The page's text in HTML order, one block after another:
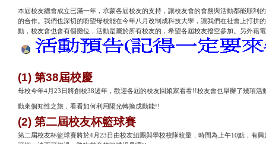
本屆校友總會成立已滿一年，承蒙各屆校友的支持，讓校友會的會務與活動都能順
的合作。我們也深切的盼望母校能在今年八月改制成科技大學，讓我們在社會上打拼
動，校友會也會有個攤位，活動是屬於所有校友的，希望各屆校友撥空參加。另外
(1) 第38屆校慶
母校今年4月23日將創校38週年，歡迎各屆的校友回娘家看看!!校友會也舉辦了幾項
動來個知性之旅，看看如何利用陽光轉換成動能!!
(2) 第二屆校友杯籃球賽
第二屆校友杯籃球賽將於4月23日由校友組團與學校校隊較量，時間為上午10點，有